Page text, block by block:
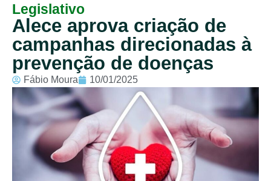
Legislativo
Alece aprova criação de
campanhas direcionadas à
prevenção de doenças
Fábio Moura 10/01/2025